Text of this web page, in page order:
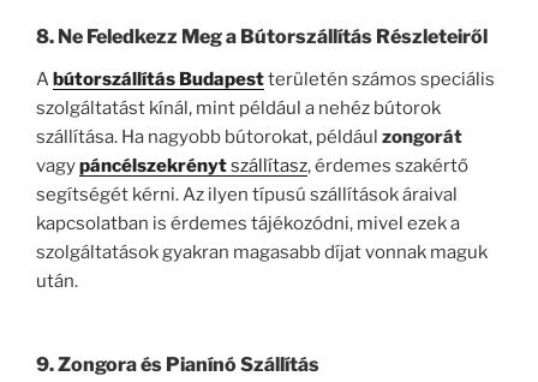
8. Ne Feledkezz Meg a Bútorszállítás Részleteiről
A bútorszállítás Budapestterületén számos speciális
szolgáltatást kínál, mint például a nehéz bútorok
szállítása. Ha nagyobb bútorokat, például zongorát
vagypáncélszekrénytszállítasz, érdemes szakértő
segítségét kérni. Az ilyen típusú szállítások áraival
kapcsolatban is érdemes tájékozódni, mivel ezek a
szolgáltatások gyakran magasabb díjat vonnak maguk
után.
9. Zongora és Pianínó Szállítás